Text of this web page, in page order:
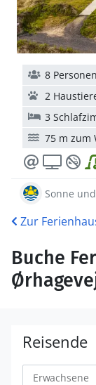
8 Personen
2
3
75 m zum
Sonne
Zur
Buche
Reisende
Erwachsene